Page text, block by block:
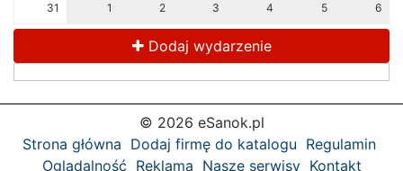
31 1 2 3 4 5 6
Dodaj wydarzenie
© 2026 eSanok.pl
Strona główna Dodaj firmę do katalogu Regulamin
Oglądalność Reklama Nasze serwisy Kontakt